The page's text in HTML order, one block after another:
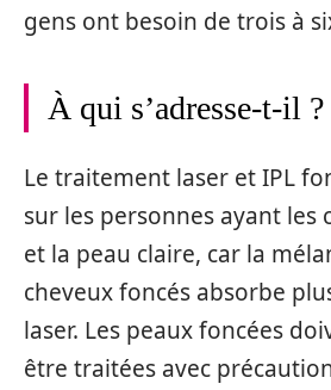
gens ont besoin de trois à
À qui s’adresse-t-il ?
Le traitement laser et IPL
sur les personnes ayant les
et la peau claire, car la
cheveux foncés absorbe
laser. Les peaux foncées
être traitées avec